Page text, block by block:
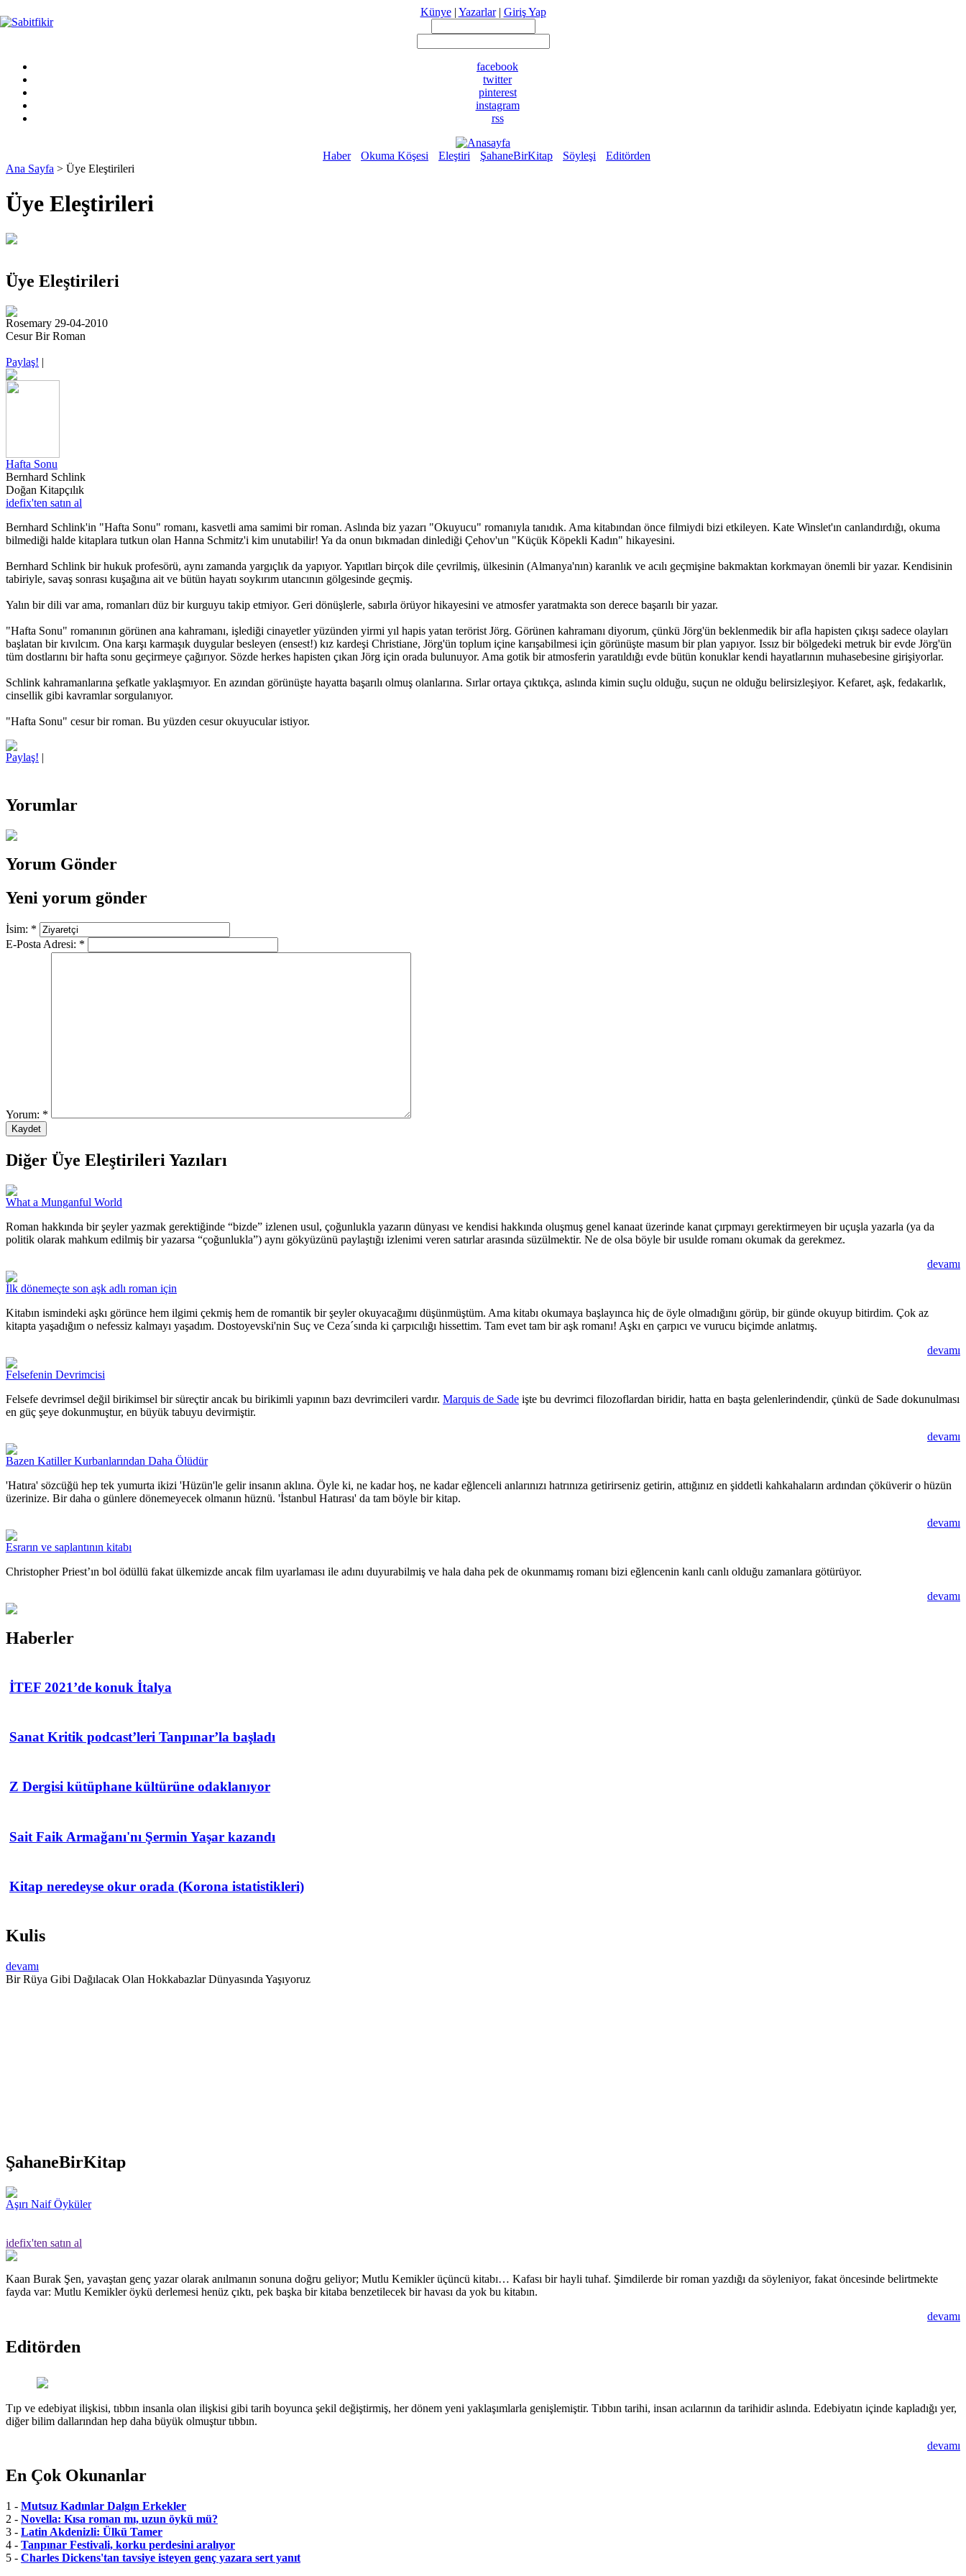
Künye| Yazarlar| Giriş Yap
facebook
twitter
pinterest
instagram
rss
Haber Okuma Köşesi Eleştiri ŞahaneBirKitap Söyleşi
Editörden
Ana Sayfa > Üye Eleştirileri
Üye Eleştirileri
Üye Eleştirileri
Rosemary 29-04-2010
Cesur Bir Roman
Paylaş! |
Hafta Sonu
Bernhard Schlink
Doğan Kitapçılık
idefix'ten satın al
Bernhard Schlink'in "Hafta Sonu" romanı, kasvetli ama samimi bir roman. Aslında biz yazarı "Okuyucu" romanıyla tanıdık. Ama kitabından önce filmiydi bizi etkileyen. Kate Winslet'ın canlandırdığı, okuma
bilmediği halde kitaplara tutkun olan Hanna Schmitz'i kim unutabilir! Ya da onun bıkmadan dinlediği Çehov'un "Küçük Köpekli Kadın" hikayesini.
Bernhard Schlink bir hukuk profesörü, aynı zamanda yargıçlık da yapıyor. Yapıtları birçok dile çevrilmiş, ülkesinin (Almanya'nın) karanlık ve acılı geçmişine bakmaktan korkmayan önemli bir yazar. Kendisinin
tabiriyle, savaş sonrası kuşağına ait ve bütün hayatı soykırım utancının gölgesinde geçmiş.
Yalın bir dili var ama, romanları düz bir kurguyu takip etmiyor. Geri dönüşlerle, sabırla örüyor hikayesini ve atmosfer yaratmakta son derece başarılı bir yazar.
"Hafta Sonu" romanının görünen ana kahramanı, işlediği cinayetler yüzünden yirmi yıl hapis yatan terörist Jörg. Görünen kahramanı diyorum, çünkü Jörg'ün beklenmedik bir afla hapisten çıkışı sadece olayları
başlatan bir kıvılcım. Ona karşı karmaşık duygular besleyen (ensest!) kız kardeşi Christiane, Jörg'ün toplum içine karışabilmesi için görünüşte masum bir plan yapıyor. Issız bir bölgedeki metruk bir evde Jörg'ün
tüm dostlarını bir hafta sonu geçirmeye çağırıyor. Sözde herkes hapisten çıkan Jörg için orada bulunuyor. Ama gotik bir atmosferin yaratıldığı evde bütün konuklar kendi hayatlarının muhasebesine girişiyorlar.
Schlink kahramanlarına şefkatle yaklaşmıyor. En azından görünüşte hayatta başarılı olmuş olanlarına. Sırlar ortaya çıktıkça, aslında kimin suçlu olduğu, suçun ne olduğu belirsizleşiyor. Kefaret, aşk, fedakarlık,
cinsellik gibi kavramlar sorgulanıyor.
"Hafta Sonu" cesur bir roman. Bu yüzden cesur okuyucular istiyor.
Paylaş! |
Yorumlar
Yorum Gönder
Yeni yorum gönder
İsim: *
E-Posta Adresi: *
Yorum: *
Diğer Üye Eleştirileri Yazıları
What a Munganful World
Roman hakkında bir şeyler yazmak gerektiğinde “bizde” izlenen usul, çoğunlukla yazarın dünyası ve kendisi hakkında oluşmuş genel kanaat üzerinde kanat çırpmayı gerektirmeyen bir uçuşla yazarla (ya da
politik olarak mahkum edilmiş bir yazarsa “çoğunlukla”) aynı gökyüzünü paylaştığı izlenimi veren satırlar arasında süzülmektir. Ne de olsa böyle bir usulde romanı okumak da gerekmez.
devamı
İlk dönemeçte son aşk adlı roman için
Kitabın ismindeki aşkı görünce hem ilgimi çekmiş hem de romantik bir şeyler okuyacağımı düşünmüştüm. Ama kitabı okumaya başlayınca hiç de öyle olmadığını görüp, bir günde okuyup bitirdim. Çok az
kitapta yaşadığım o nefessiz kalmayı yaşadım. Dostoyevski'nin Suç ve Ceza´sında ki çarpıcılığı hissettim. Tam evet tam bir aşk romanı! Aşkı en çarpıcı ve vurucu biçimde anlatmış.
devamı
Felsefenin Devrimcisi
Felsefe devrimsel değil birikimsel bir süreçtir ancak bu birikimli yapının bazı devrimcileri vardır. Marquis de Sade işte bu devrimci filozoflardan biridir, hatta en başta gelenlerindendir, çünkü de Sade dokunulması
en güç şeye dokunmuştur, en büyük tabuyu devirmiştir.
devamı
Bazen Katiller Kurbanlarından Daha Ölüdür
'Hatıra' sözcüğü hep tek yumurta ikizi 'Hüzün'le gelir insanın aklına. Öyle ki, ne kadar hoş, ne kadar eğlenceli anlarınızı hatrınıza getirirseniz getirin, attığınız en şiddetli kahkahaların ardından çöküverir o hüzün
üzerinize. Bir daha o günlere dönemeyecek olmanın hüznü. 'İstanbul Hatırası' da tam böyle bir kitap.
devamı
Esrarın ve saplantının kitabı
Christopher Priest’ın bol ödüllü fakat ülkemizde ancak film uyarlaması ile adını duyurabilmiş ve hala daha pek de okunmamış romanı bizi eğlencenin kanlı canlı olduğu zamanlara götürüyor.
devamı
Haberler
İTEF 2021’de konuk İtalya
Sanat Kritik podcast’leri Tanpınar’la başladı
Z Dergisi kütüphane kültürüne odaklanıyor
Sait Faik Armağanı'nı Şermin Yaşar kazandı
Kitap neredeyse okur orada (Korona istatistikleri)
Kulis
devamı
Bir Rüya Gibi Dağılacak Olan Hokkabazlar Dünyasında Yaşıyoruz
ŞahaneBirKitap
Aşırı Naif Öyküler
idefix'ten satın al
Kaan Burak Şen, yavaştan genç yazar olarak anılmanın sonuna doğru geliyor; Mutlu Kemikler üçüncü kitabı… Kafası bir hayli tuhaf. Şimdilerde bir roman yazdığı da söyleniyor, fakat öncesinde belirtmekte
fayda var: Mutlu Kemikler öykü derlemesi henüz çıktı, pek başka bir kitaba benzetilecek bir havası da yok bu kitabın.
devamı
Editörden
Tıp ve edebiyat ilişkisi, tıbbın insanla olan ilişkisi gibi tarih boyunca şekil değiştirmiş, her dönem yeni yaklaşımlarla genişlemiştir. Tıbbın tarihi, insan acılarının da tarihidir aslında. Edebiyatın içinde kapladığı yer,
diğer bilim dallarından hep daha büyük olmuştur tıbbın.
devamı
En Çok Okunanlar
1 - Mutsuz Kadınlar Dalgın Erkekler
2 - Novella: Kısa roman mı, uzun öykü mü?
3 - Latin Akdenizli: Ülkü Tamer
4 - Tanpınar Festivali, korku perdesini aralıyor
5 - Charles Dickens'tan tavsiye isteyen genç yazara sert yanıt